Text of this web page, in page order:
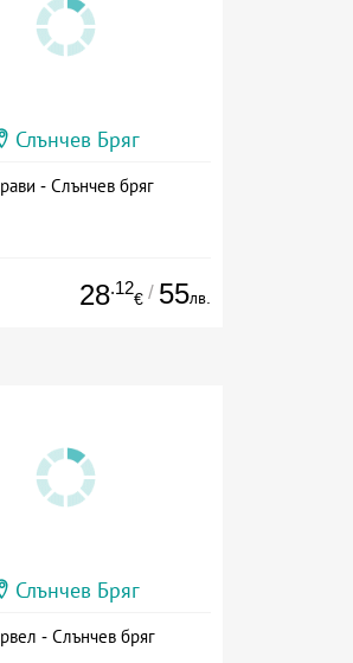
Слънчев Бряг
- Слънчев бряг
28.12
€ / 55лв.
Слънчев Бряг
- Слънчев бряг